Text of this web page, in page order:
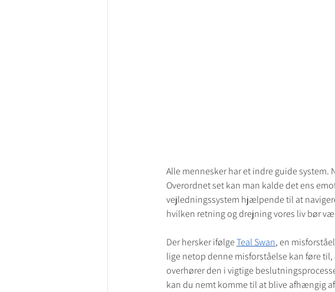
Alle mennesker har et indre guide system.
Overordnet set kan man kalde det ens
vejledningssystem hjælpende til at
hvilken retning og drejning vores liv bør
Der hersker ifølge Teal Swan, en
lige netop denne misforståelse kan føre
overhører den i vigtige
kan du nemt komme til at blive afhængig